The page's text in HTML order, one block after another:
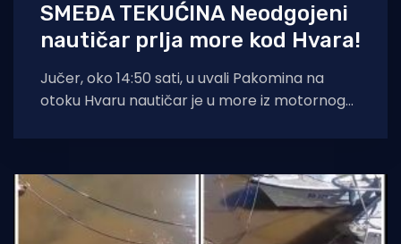
SMEĐA TEKUĆINA Neodgojeni
nautičar prlja more kod Hvara!
Jučer, oko 14:50 sati, u uvali Pakomina na
otoku Hvaru nautičar je u more iz motornog